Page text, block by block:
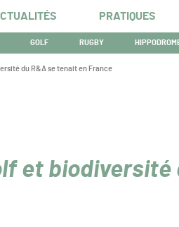
PRATIQUES
GOLF RUGBY
du R&A se tenait en France
et biodiversité